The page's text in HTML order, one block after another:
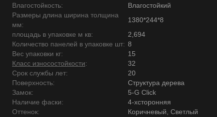
Влагостойкость:
Влагостойкий
Размеры длина ширина толщина
мм:
1380*244*8
площадь в упаковке м кв:
2,694
Количество панелей в упаковке шт: 8
Вес упаковки кг:
15
Класс износостойкости:
32
Срок службы лет:
20
Поверхность:
Структура дерева
Замок:
5-G Click
Наличие фаски:
4-хсторонняя
Оттенок:
Коричневый, Светлый